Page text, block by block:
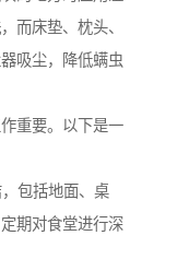
而床垫、枕头、
吸尘，降低螨虫
重要。以下是一
包括地面、桌
期对食堂进行深